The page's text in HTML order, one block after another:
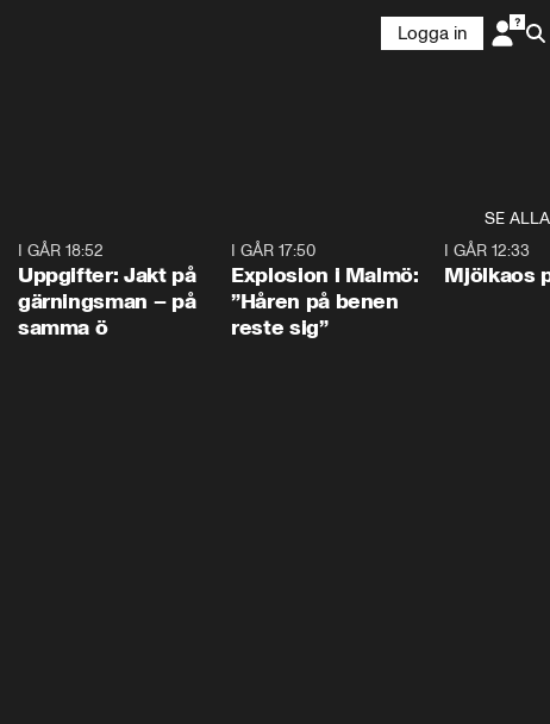
Logga in
SE ALLA
I GÅR 18:52
Uppgifter: Jakt på
gärningsman – på
samma ö
I GÅR 17:50
Explosion i Malmö:
”Håren på benen
reste sig”
I GÅR 12:33
Mjölkaos